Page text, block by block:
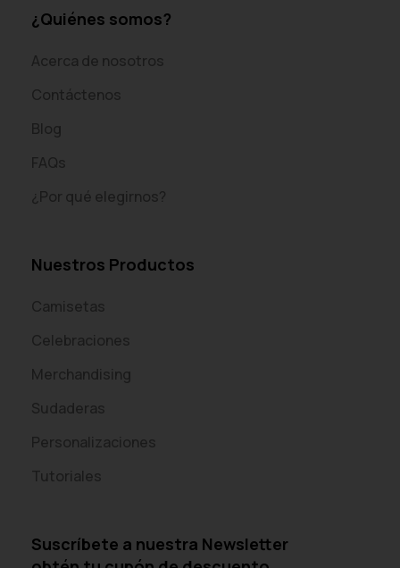
¿Quiénes somos?
Acerca de nosotros
Contáctenos
Blog
FAQs
¿Por qué elegirnos?
Nuestros Productos
Camisetas
Celebraciones
Merchandising
Sudaderas
Personalizaciones
Tutoriales
Suscríbete a nuestra Newsletter